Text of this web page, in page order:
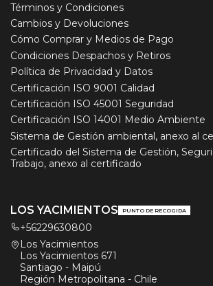
Términos y Condiciones
Cambios y Devoluciones
Cómo Comprar y Medios de Pago
Condiciones Despachos y Retiros
Política de Privacidad y Datos
Certificación ISO 9001 Calidad
Certificación ISO 45001 Seguridad
Certificación ISO 14001 Medio Ambiente
Sistema de Gestión ambiental, anexo al
Certificado del Sistema de Gestión,
Trabajo, anexo al certificado
LOS YACIMIENTOS PUNTO DE RECOGIDA
+56229630800
Los Yacimientos
Los Yacimientos 671
Santiago - Maipú
Región Metropolitana - Chile